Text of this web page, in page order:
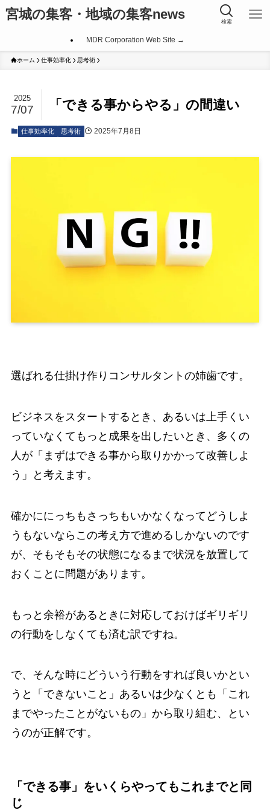
宮城の集客・地域の集客news 検索
MDR Corporation Web Site →
ホーム 仕事効率化 思考術
「できる事からやる」の間違い
2025
7/07
仕事効率化 思考術 2025年7月8日
選ばれる仕掛け作りコンサルタントの姉歯です。
ビジネスをスタートするとき、あるいは上手くい
っていなくてもっと成果を出したいとき、多くの
人が「まずはできる事から取りかかって改善しよ
う」と考えます。
確かににっちもさっちもいかなくなってどうしよ
うもないならこの考え方で進めるしかないのです
が、そもそもその状態になるまで状況を放置して
おくことに問題があります。
もっと余裕があるときに対応しておけばギリギリ
の行動をしなくても済む訳ですね。
で、そんな時にどういう行動をすれば良いかとい
うと「できないこと」あるいは少なくとも「これ
までやったことがないもの」から取り組む、とい
うのが正解です。
「できる事」をいくらやってもこれまでと同
じ